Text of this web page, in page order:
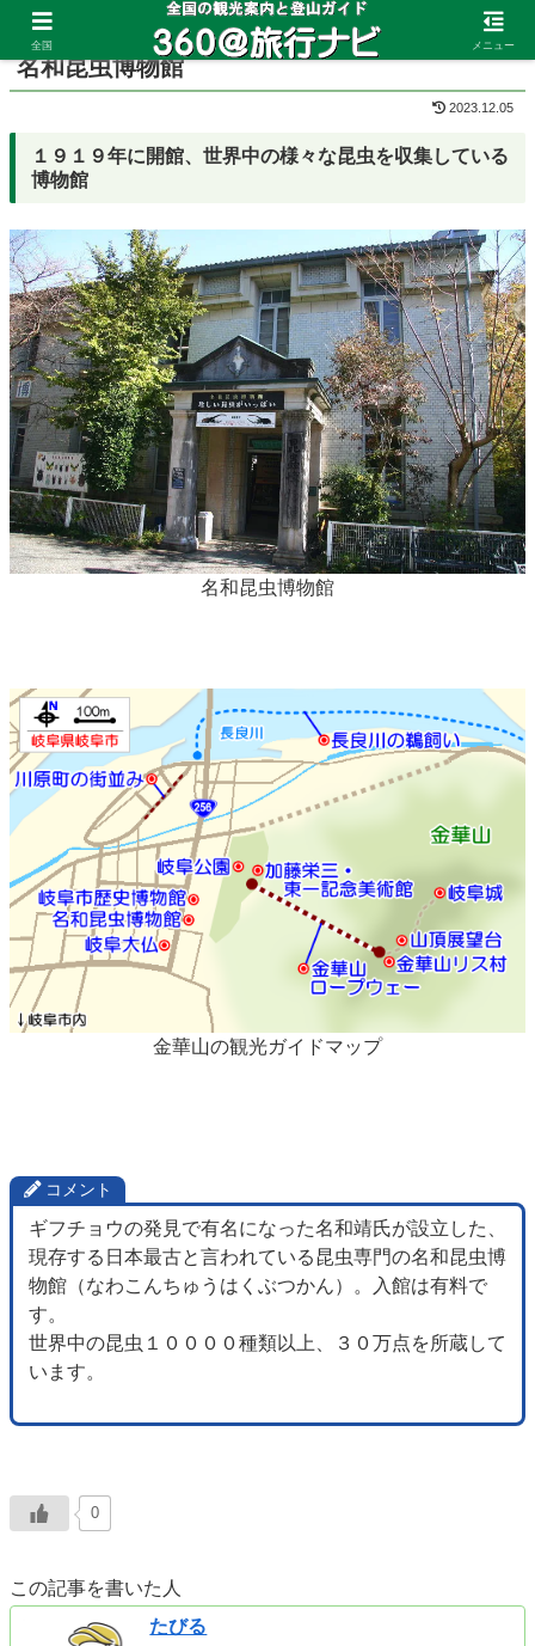
ホーム 岐阜県 金華山
名和昆虫博物館
2023.12.05
１９１９年に開館、世界中の様々な昆虫を収集している
博物館
名和昆虫博物館
金華山の観光ガイドマップ
コメント
ギフチョウの発見で有名になった名和靖氏が設立した、
現存する日本最古と言われている昆虫専門の名和昆虫博
物館（なわこんちゅうはくぶつかん）。入館は有料で
す。
世界中の昆虫１００００種類以上、３０万点を所蔵して
います。
0
この記事を書いた人
たびる
全国 メニュー